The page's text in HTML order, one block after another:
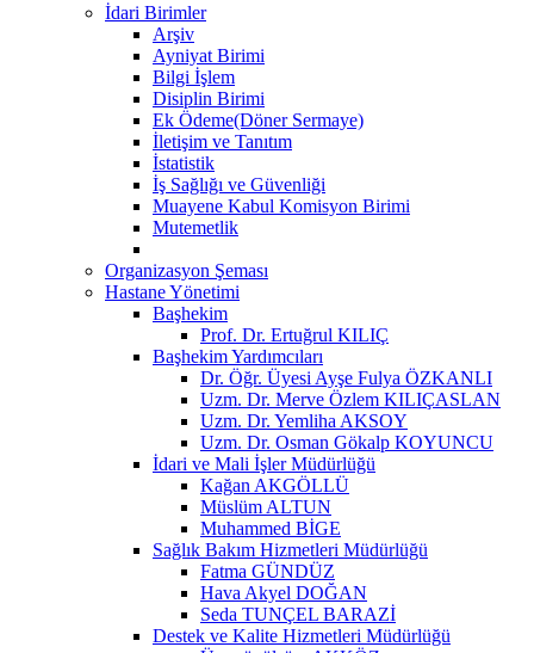
İdari Birimler
Arşiv
Ayniyat Birimi
Bilgi İşlem
Disiplin Birimi
Ek Ödeme(Döner Sermaye)
İletişim ve Tanıtım
İstatistik
İş Sağlığı ve Güvenliği
Muayene Kabul Komisyon Birimi
Mutemetlik
Organizasyon Şeması
Hastane Yönetimi
Başhekim
Prof. Dr. Ertuğrul KILIÇ
Başhekim Yardımcıları
Dr. Öğr. Üyesi Ayşe Fulya ÖZKANLI
Uzm. Dr. Merve Özlem KILIÇASLAN
Uzm. Dr. Yemliha AKSOY
Uzm. Dr. Osman Gökalp KOYUNCU
İdari ve Mali İşler Müdürlüğü
Kağan AKGÖLLÜ
Müslüm ALTUN
Muhammed BİGE
Sağlık Bakım Hizmetleri Müdürlüğü
Fatma GÜNDÜZ
Hava Akyel DOĞAN
Seda TUNÇEL BARAZİ
Destek ve Kalite Hizmetleri Müdürlüğü